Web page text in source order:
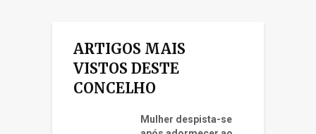
ARTIGOS MAIS
VISTOS DESTE
CONCELHO
Mulher despista-se